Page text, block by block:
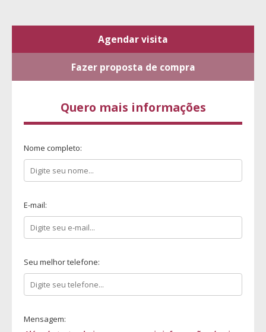
Agendar visita
Fazer proposta de compra
Quero mais informações
Nome completo:
E-mail:
Seu melhor telefone:
Mensagem: